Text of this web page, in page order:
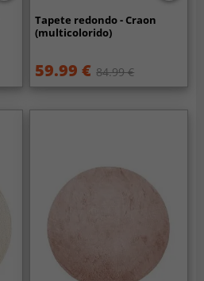
Tapete redondo - Craon
(multicolorido)
59.99 € 84.99 €